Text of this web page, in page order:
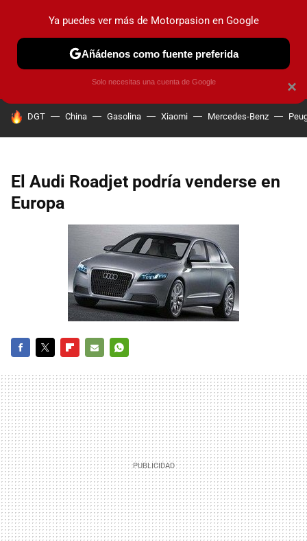
PRUEBAS COCHES ELÉCTRICOS OBSERVATORIO
HOY SE HABLA DE
DGT China Gasolina Xiaomi Mercedes-Benz
El Audi Roadjet podría venderse en
Europa
MAIL
×
Ya puedes ver más de Motorpasion en Google
Añádenos como fuente preferida
Solo necesitas una cuenta de Google